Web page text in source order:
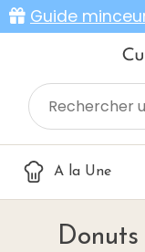
Guide
A la Une